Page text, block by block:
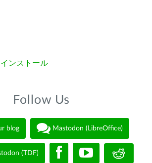
ンストール
Follow Us
blog Mastodon (LibreOffice)
(TDF)